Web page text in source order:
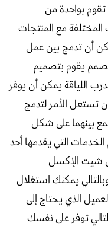
بواحدة من
مع المنتجات
أن تدمج بين عمل
يقوم بتصميم
اللياقة يمكن أن يوفر
تستغل الأمر لتدمج
بينهما على شكل
التي يقدمها أحد
شيت الإكسل
يمكنك استغلال
الذي يحتاج إلى
توفر على نفسك